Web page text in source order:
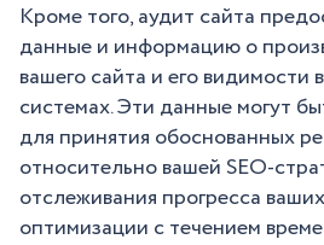
Кроме того, аудит сайта
данные и информацию о
вашего сайта и его видимости
системах. Эти данные могут
для принятия обоснованных
относительно вашей SEO-
отслеживания прогресса
оптимизации с течением